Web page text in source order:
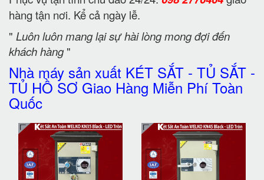
hàng tận nơi. Kể cả ngày lễ.
" Luôn luôn mang lại sự hài lòng mong đợi đến
khách hàng"
Nhà máy sản xuất KÉT SẮT - TỦ SẮT -
TỦ HỒ SƠ Giao Hàng Miễn Phí Toàn
Quốc